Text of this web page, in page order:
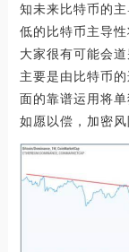
知未来比特币的
低的比特币主导
大家很有可能会
主要是由比特币
面的靠谱运用将
如愿以偿，加密风